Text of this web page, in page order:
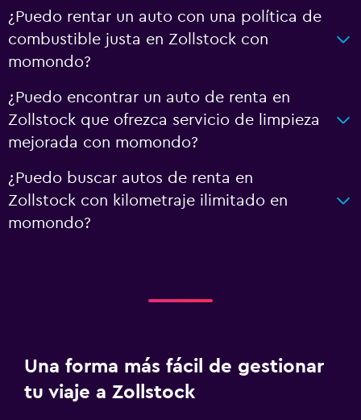
¿Puedo rentar un auto con una política de
combustible justa en Zollstock con
momondo?
¿Puedo encontrar un auto de renta en
Zollstock que ofrezca servicio de limpieza
mejorada con momondo?
¿Puedo buscar autos de renta en
Zollstock con kilometraje ilimitado en
momondo?
Una forma más fácil de gestionar
tu viaje a Zollstock